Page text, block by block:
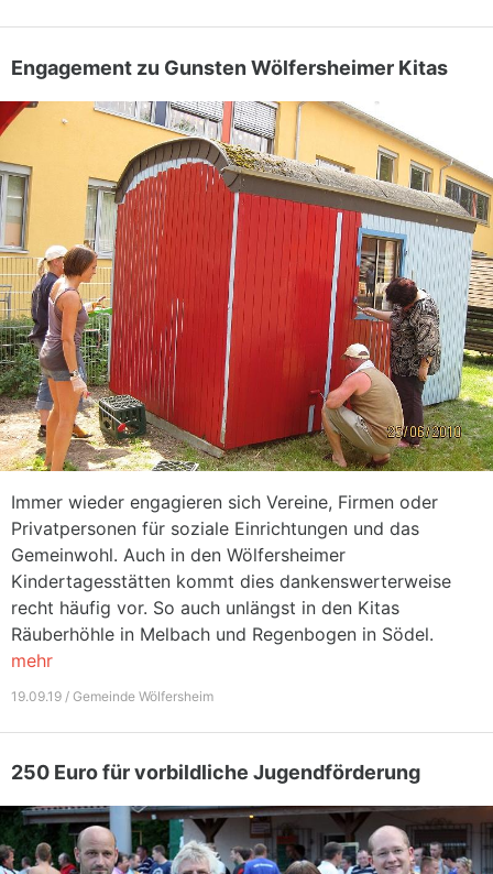
Engagement zu Gunsten Wölfersheimer Kitas
Immer wieder engagieren sich Vereine, Firmen oder
Privatpersonen für soziale Einrichtungen und das
Gemeinwohl. Auch in den Wölfersheimer
Kindertagesstätten kommt dies dankenswerterweise
recht häufig vor. So auch unlängst in den Kitas
Räuberhöhle in Melbach und Regenbogen in Södel.
mehr
19.09.19 / Gemeinde Wölfersheim
250 Euro für vorbildliche Jugendförderung